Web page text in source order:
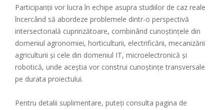
Participanții vor lucra în echipe asupra studiilor de caz reale
încercând să abordeze problemele dintr-o perspectivă
intersectorială cuprinzătoare, combinând cunoștințele din
domeniul agronomiei, horticulturii, electrificării, mecanizării
agriculturii și cele din domeniul IT, microelectronică și
robotică, unde aceștia vor construi cunoștințe transversale
pe durata proiectului.
Pentru detalii suplimentare, puteți consulta pagina de